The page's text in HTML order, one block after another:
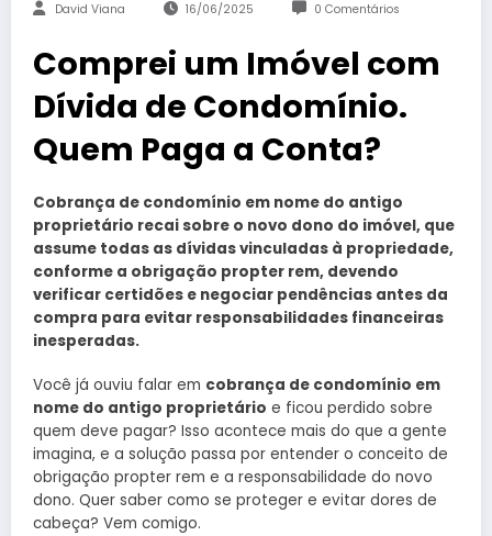
David Viana 16/06/2025 0 Comentários
Comprei um Imóvel com
Dívida de Condomínio.
Quem Paga a Conta?
Cobrança de condomínio em nome do antigo
proprietário recai sobre o novo dono do imóvel, que
assume todas as dívidas vinculadas à propriedade,
conforme a obrigação propter rem, devendo
verificar certidões e negociar pendências antes da
compra para evitar responsabilidades financeiras
inesperadas.
Você já ouviu falar em cobrança de condomínio em
nome do antigo proprietário e ficou perdido sobre
quem deve pagar? Isso acontece mais do que a gente
imagina, e a solução passa por entender o conceito de
obrigação propter rem e a responsabilidade do novo
dono. Quer saber como se proteger e evitar dores de
cabeça? Vem comigo.